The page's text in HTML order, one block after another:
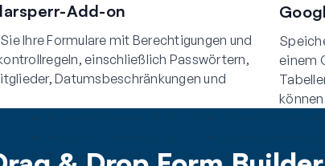
Add-on
Ihre Formulare mit Berechtigungen und
einschließlich Passwörtern,
Datumsbeschränkungen und
einem